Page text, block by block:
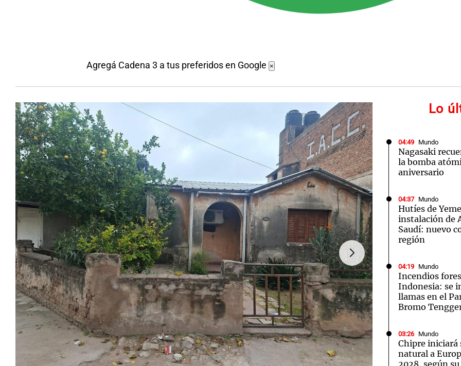
Agregá Cadena 3 a tus preferidos en Google ×
Lo
04:49 Mundo
Nagasaki
la bomba
aniversario
04:37 Mundo
Hutíes de
instalación de
Saudí: nuevo
región
04:19 Mundo
Incendios
Indonesia: se
llamas en el
Bromo
03:26 Mundo
Chipre iniciará
natural a
2028, según